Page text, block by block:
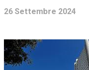
26 Settembre 2024